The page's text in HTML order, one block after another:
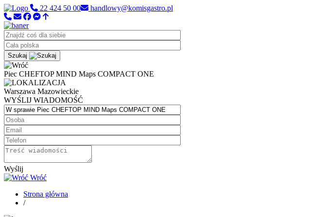
22 424 50 00 handlowy@komisgastro.pl
Szukaj
Piec CHEFTOP MIND Maps COMPACT ONE
Warszawa Mazowieckie
WYŚLIJ WIADOMOŚĆ
Wyślij
Wróć
Strona główna
/